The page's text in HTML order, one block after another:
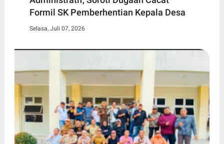
Formil SK Pemberhentian Kepala Desa
Selasa, Juli 07, 2026